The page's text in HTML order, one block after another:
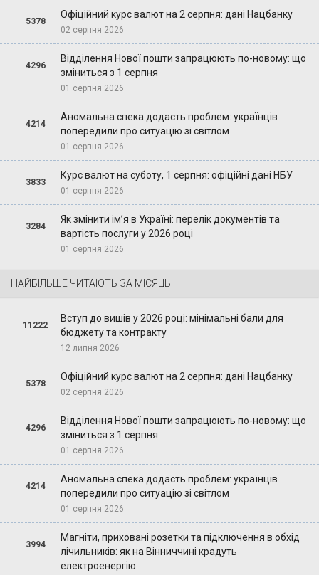
5378
Офіційний курс валют на 2 серпня: дані Нацбанку
02 серпня 2026
4296
Відділення Нової пошти запрацюють по-новому: що
зміниться з 1 серпня
01 серпня 2026
4214
Аномальна спека додасть проблем: українців
попередили про ситуацію зі світлом
01 серпня 2026
3833
Курс валют на суботу, 1 серпня: офіційні дані НБУ
01 серпня 2026
3284
Як змінити ім’я в Україні: перелік документів та
вартість послуги у 2026 році
01 серпня 2026
НАЙБІЛЬШЕ ЧИТАЮТЬ ЗА МІСЯЦЬ
11222
Вступ до вишів у 2026 році: мінімальні бали для
бюджету та контракту
12 липня 2026
5378
Офіційний курс валют на 2 серпня: дані Нацбанку
02 серпня 2026
4296
Відділення Нової пошти запрацюють по-новому: що
зміниться з 1 серпня
01 серпня 2026
4214
Аномальна спека додасть проблем: українців
попередили про ситуацію зі світлом
01 серпня 2026
3994
Магніти, приховані розетки та підключення в обхід
лічильників: як на Вінниччині крадуть
електроенергію